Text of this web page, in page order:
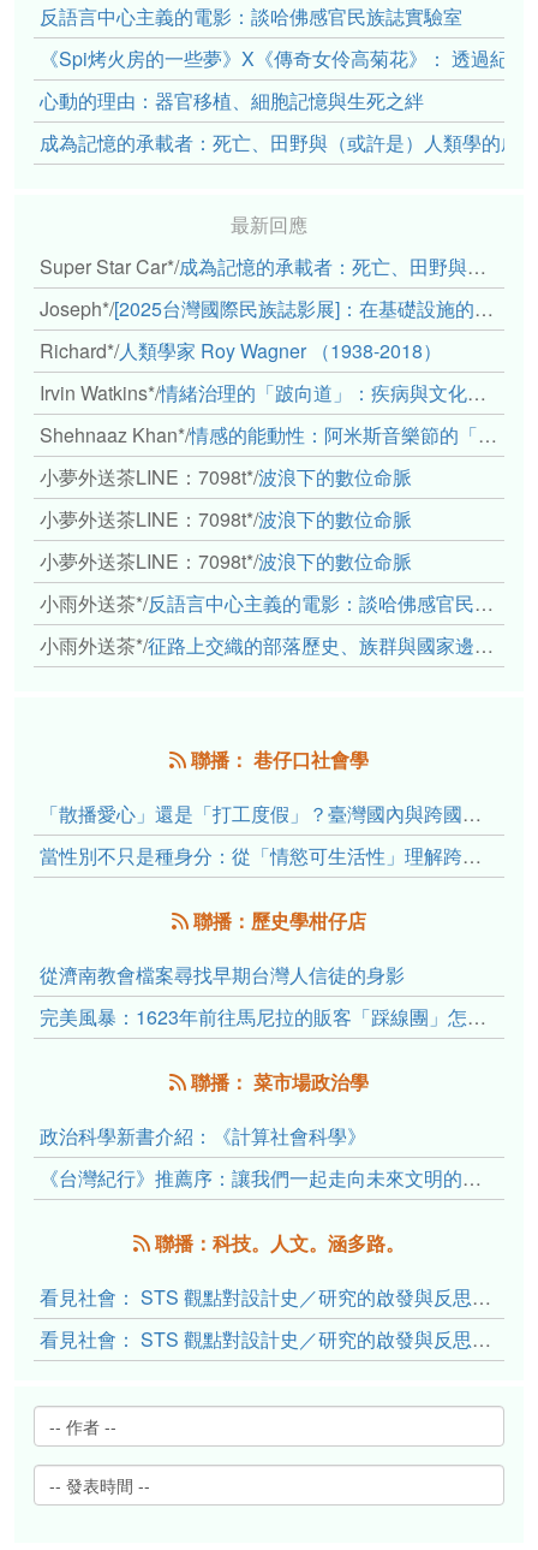
反語言中心主義的電影：談哈佛感官民族誌實驗室
《Spi烤火房的一些夢》X《傳奇女伶高菊花》： 透過紀
心動的理由：器官移植、細胞記憶與生死之絆
成為記憶的承載者：死亡、田野與（或許是）人類學的成
最新回應
Super Star Car*/成為記憶的承載者：死亡、田野與（或許是）人類學的成年禮
Joseph*/[2025台灣國際民族誌影展]：在基礎設施的邊緣，聆聽人的呼吸
Richard*/人類學家 Roy Wagner （1938-2018）
Irvin Watkins*/情緒治理的「跛向道」：疾病與文化象徵的轉變舉例
Shehnaaz Khan*/情感的能動性：阿米斯音樂節的「對話觀察」
小夢外送茶LINE：7098t*/波浪下的數位命脈
小夢外送茶LINE：7098t*/波浪下的數位命脈
小夢外送茶LINE：7098t*/波浪下的數位命脈
小雨外送茶*/反語言中心主義的電影：談哈佛感官民族誌實驗室
小雨外送茶*/征路上交織的部落歷史、族群與國家邊界敘事： 《路有多長》、《高砂的翅膀》、《檔案／李光輝》
聯播： 巷仔口社會學
「散播愛心」還是「打工度假」？臺灣國內與跨國捐卵的利他修辭、金錢動機與身體代價
當性別不只是種身分：從「情慾可生活性」理解跨性別者的身體、慾望與認同探索
聯播：歷史學柑仔店
從濟南教會檔案尋找早期台灣人信徒的身影
完美風暴：1623年前往馬尼拉的販客「踩線團」怎麼會困死於澎湖?
聯播： 菜市場政治學
政治科學新書介紹：《計算社會科學》
《台灣紀行》推薦序：讓我們一起走向未來文明的備忘錄
聯播：科技。人文。涵多路。
看見社會： STS 觀點對設計史／研究的啟發與反思（下）
看見社會： STS 觀點對設計史／研究的啟發與反思（上）